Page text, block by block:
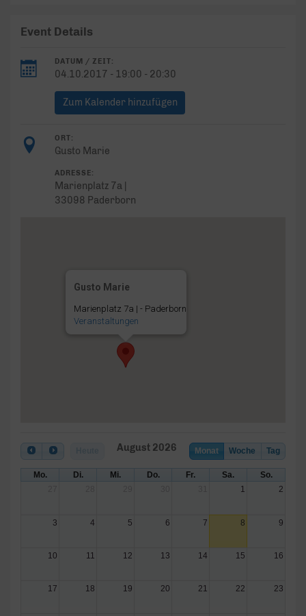
Event Details
DATUM / ZEIT:
04.10.2017 - 19:00 - 20:30
Zum Kalender hinzufügen
ORT:
Gusto Marie
ADRESSE:
Marienplatz 7a |
33098 Paderborn
Gusto Marie
Marienplatz 7a | - Paderborn
Veranstaltungen
Monat Woche Tag
August 2026
Mo. Di. Mi. Do. Fr. Sa.
So.
1 2
3 4 5 6 7 8 9
10 11 12 13 14 15 16
17 18 19 20 21 22 23